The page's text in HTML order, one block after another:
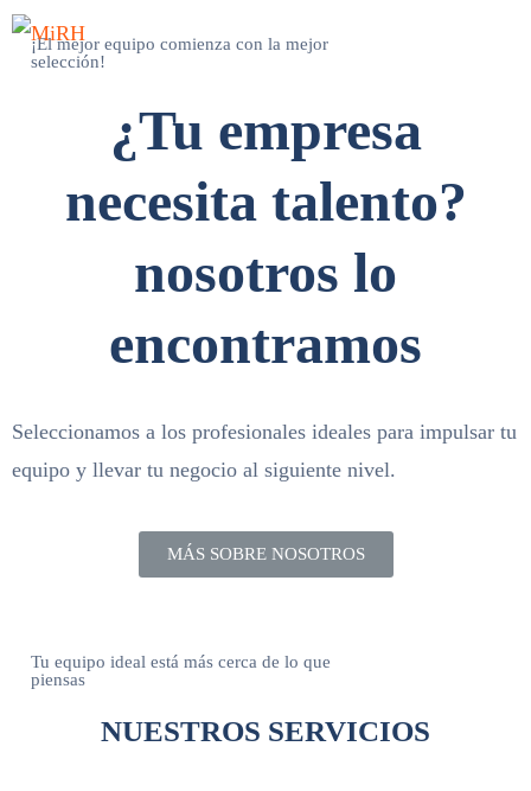
¡El mejor equipo comienza con la mejor
selección!
¿Tu empresa
necesita talento?
nosotros lo
encontramos
Seleccionamos a los profesionales ideales para impulsar tu
equipo y llevar tu negocio al siguiente nivel.
MÁS SOBRE NOSOTROS
Tu equipo ideal está más cerca de lo que
piensas
NUESTROS SERVICIOS